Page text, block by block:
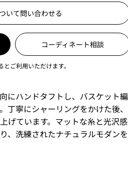
いて問い合わせる
コーディネート相談
ご利用いただけます。
にハンドタフトし、バスケット編
丁寧にシャーリングをかけた後、
げています。マットな糸と光沢感
、洗練されたナチュラルモダンを